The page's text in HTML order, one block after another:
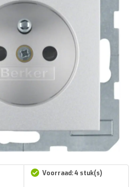
Voorraad: 4 stuk(s)